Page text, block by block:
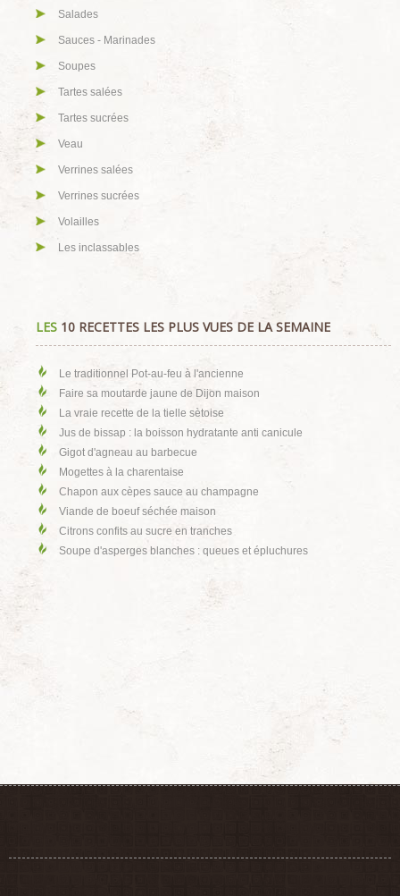
Salades
Sauces - Marinades
Soupes
Tartes salées
Tartes sucrées
Veau
Verrines salées
Verrines sucrées
Volailles
Les inclassables
LES 10 RECETTES LES PLUS VUES DE LA SEMAINE
Le traditionnel Pot-au-feu à l'ancienne
Faire sa moutarde jaune de Dijon maison
La vraie recette de la tielle sètoise
Jus de bissap : la boisson hydratante anti canicule
Gigot d'agneau au barbecue
Mogettes à la charentaise
Chapon aux cèpes sauce au champagne
Viande de boeuf séchée maison
Citrons confits au sucre en tranches
Soupe d'asperges blanches : queues et épluchures